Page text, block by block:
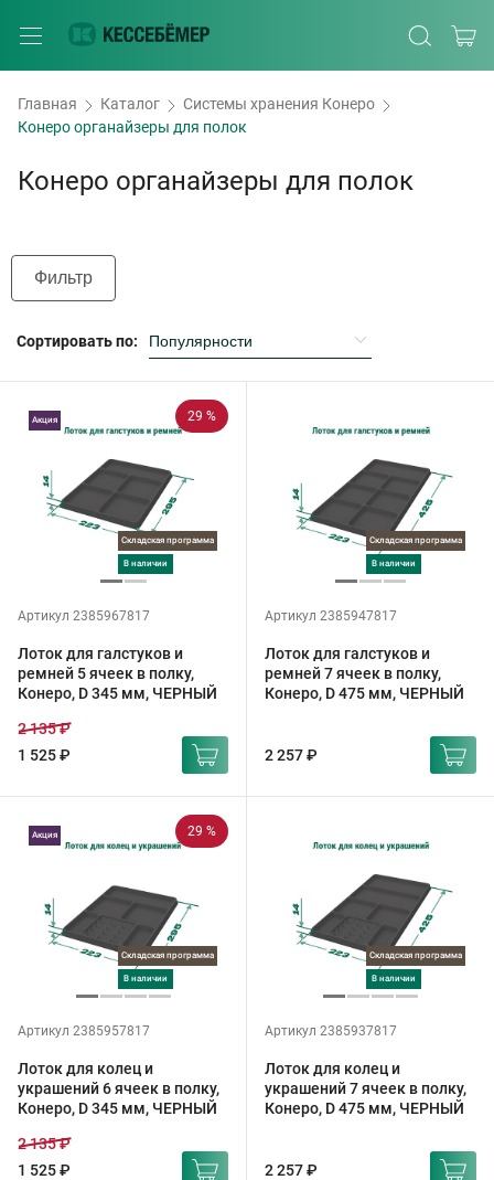
Главная Каталог
Системы хранения Конеро
Конеро органайзеры для полок
Конеро органайзеры для полок
Фильтр
Сортировать по:
29 %
Складская программа
в наличии
Акция
Артикул 2385967817
Лоток для галстуков и
ремней 5 ячеек в полку,
Конеро, D 345 мм, ЧЕРНЫЙ
1 525 ₽
2 135 ₽
Складская программа
в наличии
Артикул 2385947817
Лоток для галстуков и
ремней 7 ячеек в полку,
Конеро, D 475 мм, ЧЕРНЫЙ
2 257 ₽
29 %
Складская программа
в наличии
Акция
Артикул 2385957817
Лоток для колец и
украшений 6 ячеек в полку,
Конеро, D 345 мм, ЧЕРНЫЙ
1 525 ₽
2 135 ₽
Складская программа
в наличии
Артикул 2385937817
Лоток для колец и
украшений 7 ячеек в полку,
Конеро, D 475 мм, ЧЕРНЫЙ
2 257 ₽